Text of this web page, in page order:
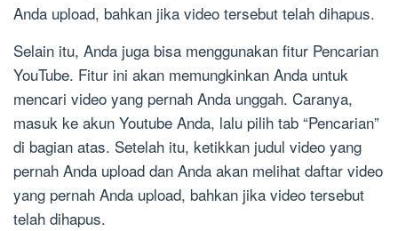
Anda upload, bahkan jika video tersebut telah dihapus.
Selain itu, Anda juga bisa menggunakan fitur Pencarian
YouTube. Fitur ini akan memungkinkan Anda untuk
mencari video yang pernah Anda unggah. Caranya,
masuk ke akun Youtube Anda, lalu pilih tab “Pencarian”
di bagian atas. Setelah itu, ketikkan judul video yang
pernah Anda upload dan Anda akan melihat daftar video
yang pernah Anda upload, bahkan jika video tersebut
telah dihapus.